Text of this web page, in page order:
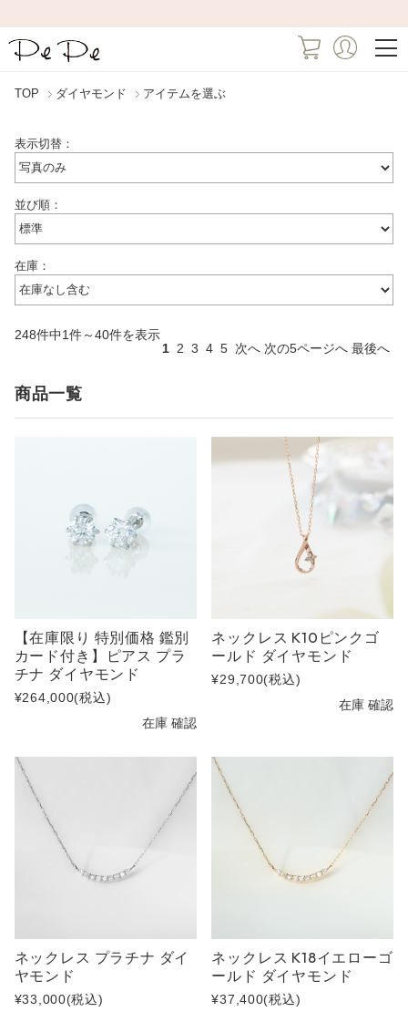
TOP ダイヤモンド アイテムを選ぶ
表示切替：
並び順：
在庫：
248件中1件～40件を表示
1 2 3 4 5 次へ 次の5ページへ 最後へ
商品一覧
【在庫限り 特別価格 鑑別
カード付き】ピアス プラ
チナ ダイヤモンド
¥264,000(税込)
在庫 確認
ネックレス K10ピンクゴ
ールド ダイヤモンド
¥29,700(税込)
在庫 確認
ネックレス プラチナ ダイ
ヤモンド
¥33,000(税込)
ネックレス K18イエローゴ
ールド ダイヤモンド
¥37,400(税込)